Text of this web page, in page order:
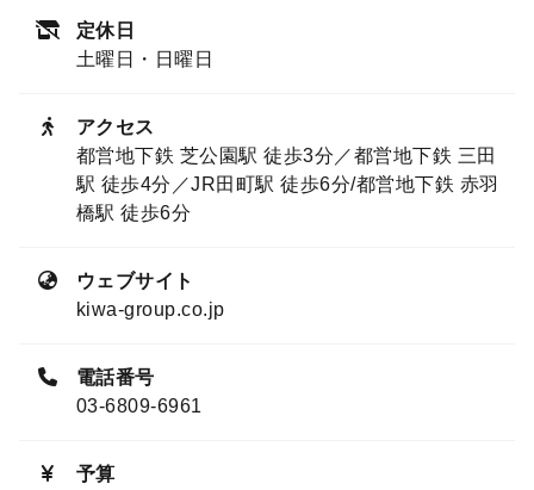
定休日
土曜日・日曜日
アクセス
都営地下鉄 芝公園駅 徒歩3分／都営地下鉄 三田
駅 徒歩4分／JR田町駅 徒歩6分/都営地下鉄 赤羽
橋駅 徒歩6分
ウェブサイト
kiwa-group.co.jp
電話番号
03-6809-6961
予算